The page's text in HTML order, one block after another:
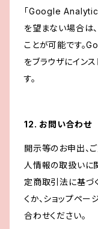
「Google
を望まない場合は
ことが可能です。
をブラウザにイン
す。
12. お問い合わせ
開示等のお申出、
人情報の取扱いに
定商取引法に基づ
くか、ショップペ
合わせください。